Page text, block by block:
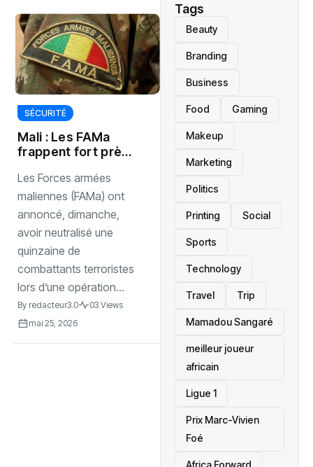
SÉCURITÉ
Mali : Les FAMa
frappent fort près
‎Les Forces armées
maliennes (FAMa) ont
annoncé, dimanche,
avoir neutralisé une
quinzaine de
combattants terroristes
lors d’une opération...
By redacteur3.0
03 Views
mai 25, 2026
Tags
Beauty
Branding
Business
Food Gaming
Makeup
Marketing
Politics
Printing Social
Sports
Technology
Travel Trip
Mamadou Sangaré
meilleur joueur
africain
Ligue 1
Prix Marc-Vivien
Foé
‎Africa Forward